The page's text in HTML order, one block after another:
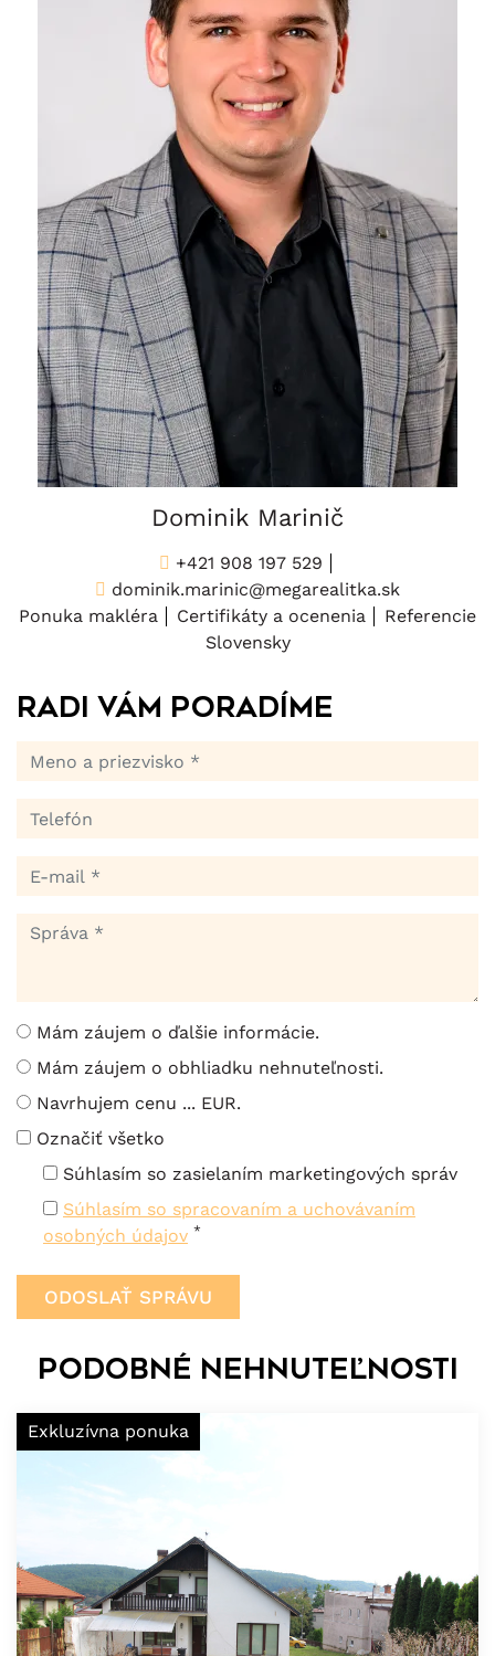
Dominik Marinič
+421 908 197 529
dominik.marinic@megarealitka.sk
Ponuka makléra
Certifikáty a ocenenia
Referencie
Slovensky
Radi Vám poradíme
Mám záujem o ďalšie informácie.
Mám záujem o obhliadku nehnuteľnosti.
Navrhujem cenu ... EUR.
Označiť všetko
Súhlasím so zasielaním marketingových správ
Súhlasím so spracovaním a uchovávaním
osobných údajov *
Podobné nehnuteľnosti
Exkluzívna ponuka